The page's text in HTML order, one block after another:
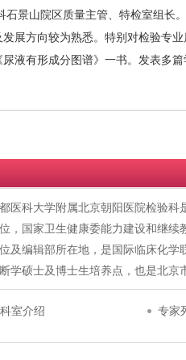
景山院区质量主管、特检室组长
展方向较为熟悉。特别对检验专
液有形成分图谱》一书。发表多篇
医科大学附属北京朝阳医院检验
，国家卫生健康委能力建设和继
及编辑部所在地，是国际临床化
学硕士及博士生培养点，也是北京
科室介绍 专家